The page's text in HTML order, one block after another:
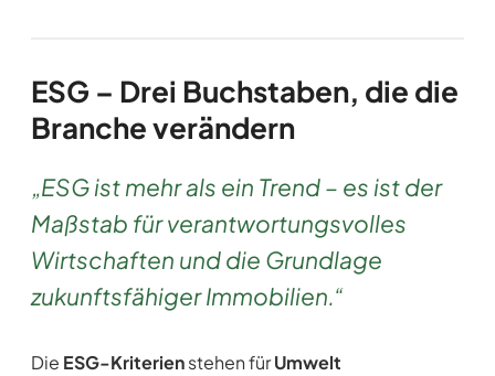
ESG – Drei Buchstaben, die die
Branche verändern
„ESG ist mehr als ein Trend – es ist der
Maßstab für verantwortungsvolles
Wirtschaften und die Grundlage
zukunftsfähiger Immobilien.“
Die ESG-Kriterienstehen fürUmwelt